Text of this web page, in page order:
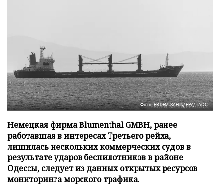
Фото: ERDEM SAHIN/EPA/ТАСС
Немецкая фирма Blumenthal GMBH, ранее
работавшая в интересах Третьего рейха,
лишилась нескольких коммерческих судов в
результате ударов беспилотников в районе
Одессы, следует из данных открытых ресурсов
мониторинга морского трафика.